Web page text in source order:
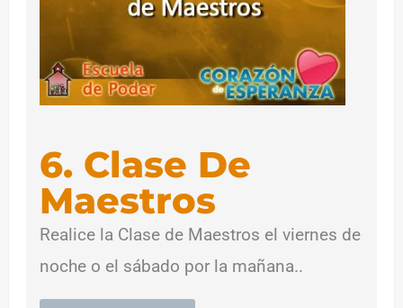
6. Clase De
Maestros
Realice la Clase de Maestros el viernes de
noche o el sábado por la mañana..